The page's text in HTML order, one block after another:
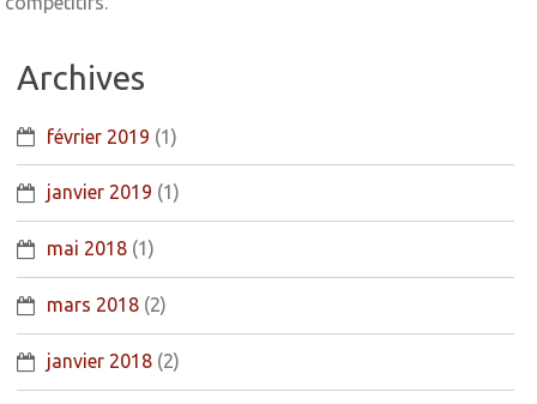
Archives
février 2019 (1)
janvier 2019 (1)
mai 2018 (1)
mars 2018 (2)
janvier 2018 (2)